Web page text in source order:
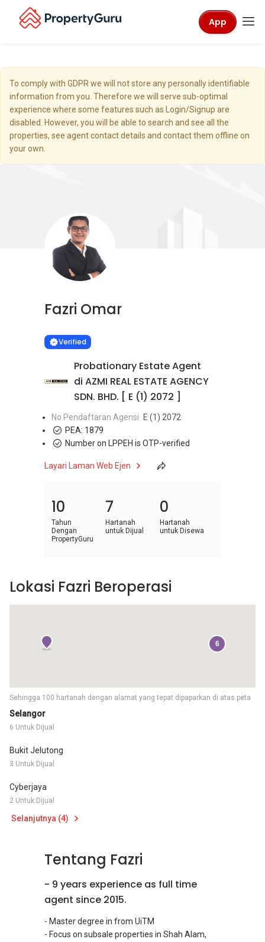
App
To comply with GDPR we will not store any personally identifiable
information from you. Therefore we will serve sub-optimal
experience where some features such as Login/Signup are
disabled. However, you will be able to search and see all the
properties, see agent contact details and contact them offline on
your own.
Fazri Omar
VERIFIED
Verified
Probationary Estate Agent
di AZMI REAL ESTATE AGENCY
SDN. BHD. [ E (1) 2072 ]
No Pendaftaran Agensi
E (1) 2072
PEA: 1879
Number on LPPEH is OTP-verified
Layari Laman Web Ejen
10
Tahun
Dengan
PropertyGuru
7
Hartanah
untuk Dijual
0
Hartanah
untuk Disewa
Selangor
6 Untuk Dijual
Bukit Jelutong
3 Untuk Dijual
Cyberjaya
2 Untuk Dijual
Selanjutnya (4)
Sehingga 100 hartanah dengan alamat yang tepat dipaparkan di atas peta
6
Lokasi Fazri Beroperasi
Tentang Fazri
- 9 years experience as full time
agent since 2015.
- Master degree in from UiTM
- Focus on subsale properties in Shah Alam,
Learn more